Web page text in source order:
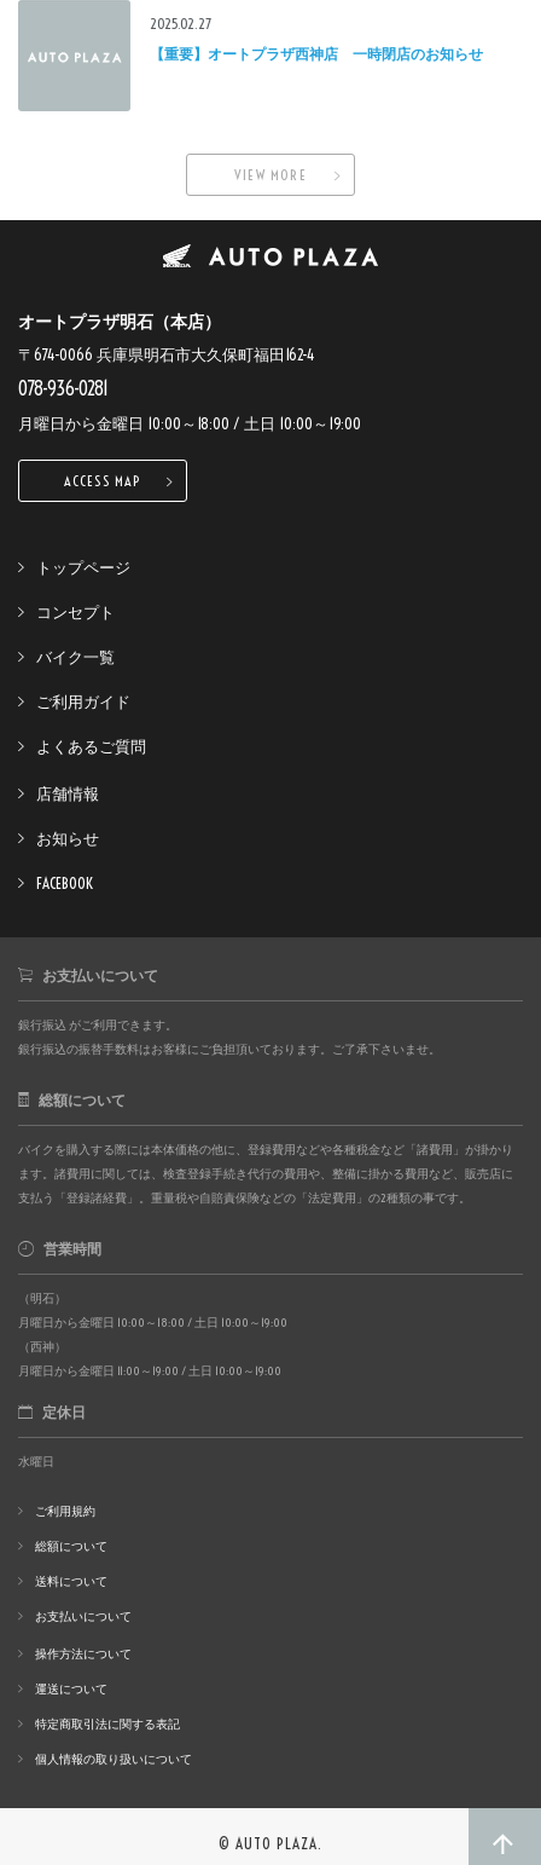
2025.02.27
【重要】オートプラザ西神店 一時閉店のお知らせ
VIEW MORE
オートプラザ明石（本店）
〒674-0066 兵庫県明石市大久保町福田162-4
078-936-0281
月曜日から金曜日 10:00～18:00 / 土日 10:00～19:00
ACCESS MAP
トップページ
コンセプト
バイク一覧
ご利用ガイド
よくあるご質問
店舗情報
お知らせ
FACEBOOK
お支払いについて
銀行振込 がご利用できます。
銀行振込の振替手数料はお客様にご負担頂いております。ご了承下さいませ。
総額について
バイクを購入する際には本体価格の他に、登録費用などや各種税金など「諸費用」が掛かり
ます。諸費用に関しては、検査登録手続き代行の費用や、整備に掛かる費用など、販売店に
支払う「登録諸経費」。重量税や自賠責保険などの「法定費用」の2種類の事です。
営業時間
（明石）
月曜日から金曜日 10:00～18:00 / 土日 10:00～19:00
（西神）
月曜日から金曜日 11:00～19:00 / 土日 10:00～19:00
定休日
水曜日
ご利用規約
総額について
送料について
お支払いについて
操作方法について
運送について
特定商取引法に関する表記
個人情報の取り扱いについて
© AUTO PLAZA.